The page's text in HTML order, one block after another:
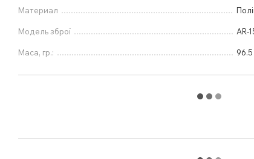
Материал
Модель зброї AR-
Маса, гр.: 96.5